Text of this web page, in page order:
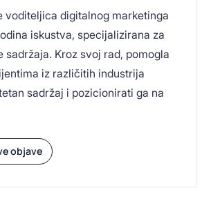
voditeljica digitalnog marketinga
iskustva, specijalizirana za
sadržaja. Kroz svoj rad, pomogla
iz različitih industrija
sadržaj i pozicionirati ga na
objave